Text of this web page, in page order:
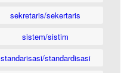
sekretaris/sekertaris
sistem/sistim
standarisasi/standardisasi